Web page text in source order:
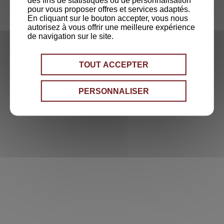
RETOURNER SUR LE SITE
pour vous proposer offres et services adaptés.
En cliquant sur le bouton accepter, vous nous
autorisez à vous offrir une meilleure expérience
de navigation sur le site.
TOUT ACCEPTER
PERSONNALISER